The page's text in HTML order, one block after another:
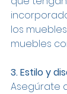
los
muebles
3. Estilo y
Asegúrate